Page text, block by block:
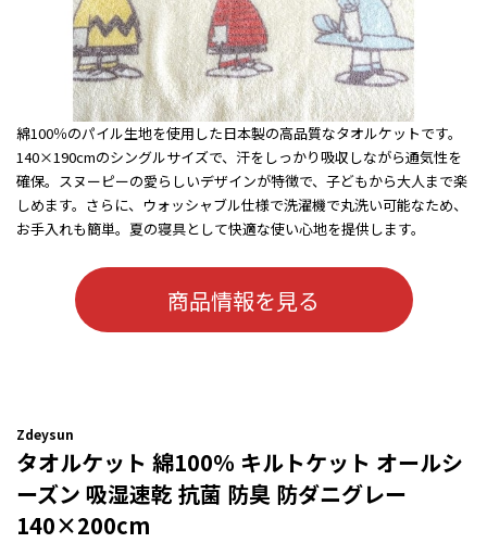
綿100％のパイル生地を使用した日本製の高品質なタオルケットです。
140×190cmのシングルサイズで、汗をしっかり吸収しながら通気性を
確保。スヌーピーの愛らしいデザインが特徴で、子どもから大人まで楽
しめます。さらに、ウォッシャブル仕様で洗濯機で丸洗い可能なため、
お手入れも簡単。夏の寝具として快適な使い心地を提供します。
商品情報を見る
Zdeysun
タオルケット 綿100％ キルトケット オールシ
ーズン 吸湿速乾 抗菌 防臭 防ダニグレー
140×200cm